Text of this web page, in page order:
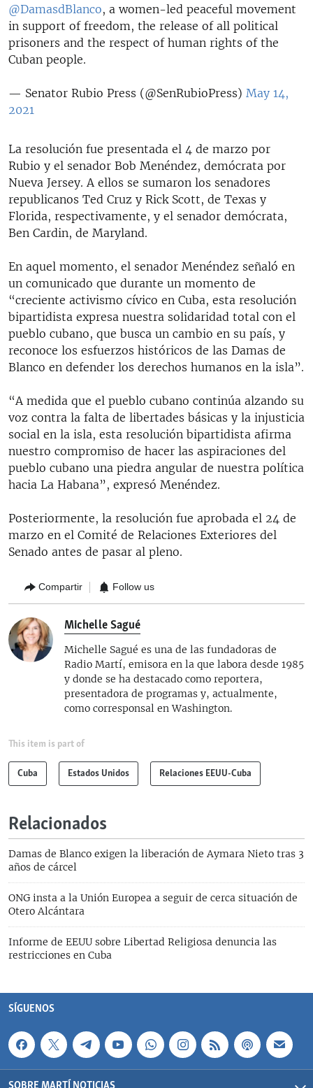
@DamasdBlanco, a women-led peaceful movement
in support of freedom, the release of all political
prisoners and the respect of human rights of the
Cuban people.
— Senator Rubio Press (@SenRubioPress) May 14,
2021
La resolución fue presentada el 4 de marzo por
Rubio y el senador Bob Menéndez, demócrata por
Nueva Jersey. A ellos se sumaron los senadores
republicanos Ted Cruz y Rick Scott, de Texas y
Florida, respectivamente, y el senador demócrata,
Ben Cardin, de Maryland.
En aquel momento, el senador Menéndez señaló en
un comunicado que durante un momento de
“creciente activismo cívico en Cuba, esta resolución
bipartidista expresa nuestra solidaridad total con el
pueblo cubano, que busca un cambio en su país, y
reconoce los esfuerzos históricos de las Damas de
Blanco en defender los derechos humanos en la isla”.
“A medida que el pueblo cubano continúa alzando su
voz contra la falta de libertades básicas y la injusticia
social en la isla, esta resolución bipartidista afirma
nuestro compromiso de hacer las aspiraciones del
pueblo cubano una piedra angular de nuestra política
hacia La Habana”, expresó Menéndez.
Posteriormente, la resolución fue aprobada el 24 de
marzo en el Comité de Relaciones Exteriores del
Senado antes de pasar al pleno.
Compartir Follow us
Michelle Sagué
Michelle Sagué es una de las fundadoras de
Radio Martí, emisora en la que labora desde 1985
y donde se ha destacado como reportera,
presentadora de programas y, actualmente,
como corresponsal en Washington.
This item is part of
Cuba Estados Unidos Relaciones EEUU-Cuba
Relacionados
Damas de Blanco exigen la liberación de Aymara Nieto tras 3
años de cárcel
ONG insta a la Unión Europea a seguir de cerca situación de
Otero Alcántara
Informe de EEUU sobre Libertad Religiosa denuncia las
restricciones en Cuba
SÍGUENOS